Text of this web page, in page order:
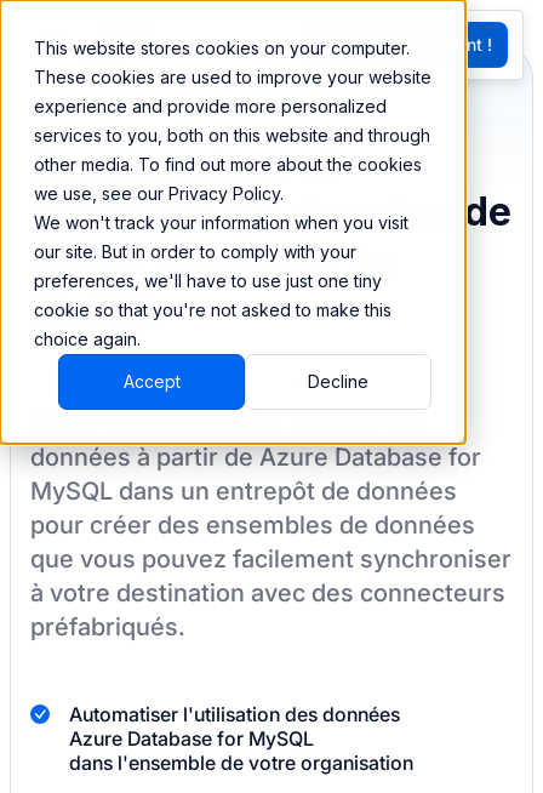
This website stores cookies on your computer.
These cookies are used to improve your website
experience and provide more personalized
services to you, both on this website and through
other media. To find out more about the cookies
we use, see our Privacy Policy.
We won't track your information when you visit
our site. But in order to comply with your
preferences, we'll have to use just one tiny
cookie so that you're not asked to make this
choice again.
Accept Decline
EN
G
Essayez Maintenant !
Synchronisez et
combinez les données de
Azure Database for
MySQL
données à partir deAzure Database for
MySQL dans un entrepôt de données
pour créer des ensembles de données
que vous pouvez facilement synchroniser
à votre destination avec des connecteurs
préfabriqués.
Automatiser l'utilisation des données
Azure Database for MySQL
dans l'ensemble de votre organisation